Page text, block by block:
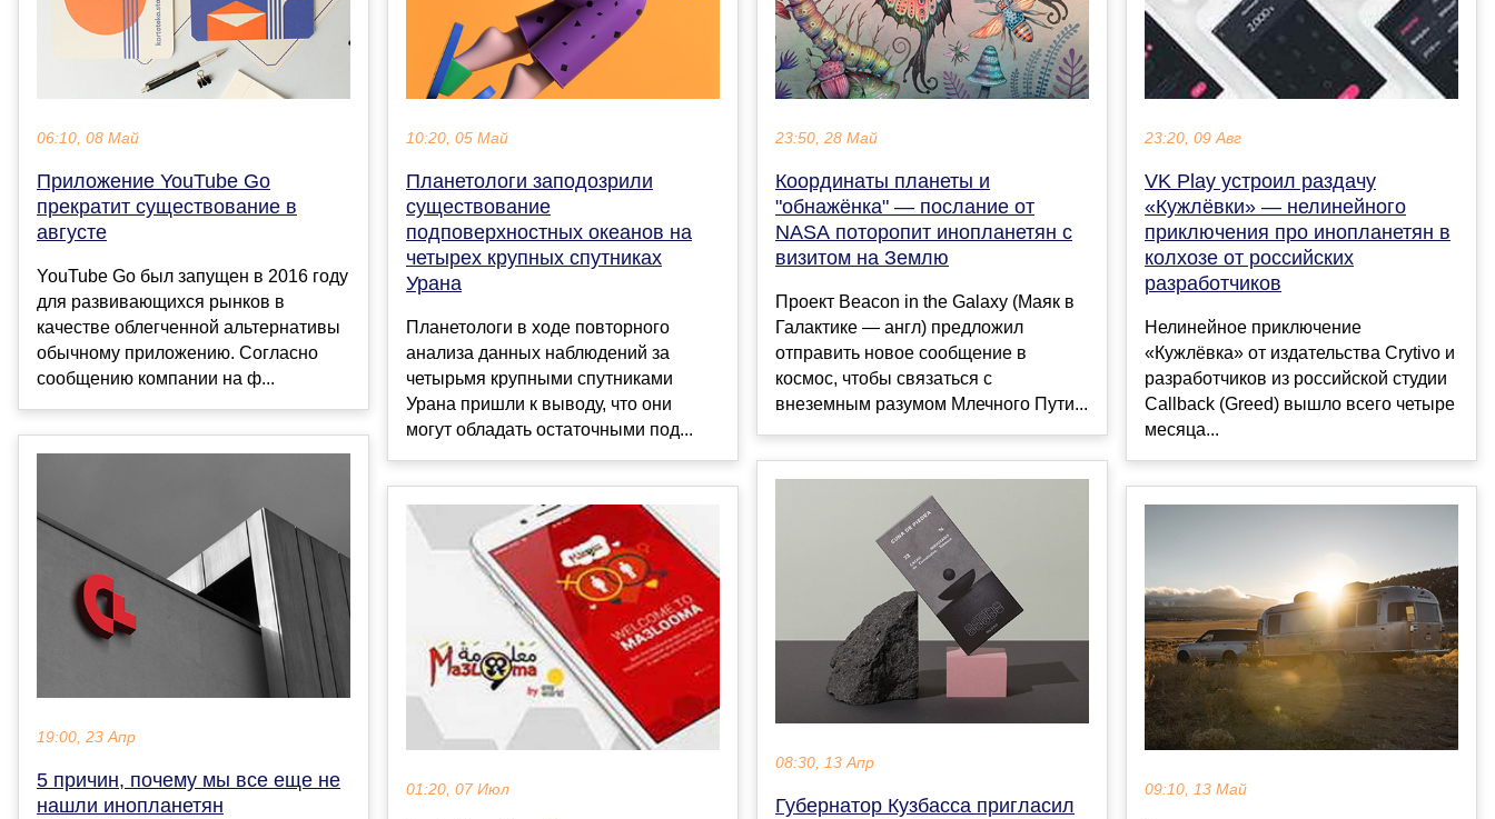
06:10, 08 Май
Приложение YouTube Go
прекратит существование в
августе
YouTube Go был запущен в 2016 году
для развивающихся рынков в
качестве облегченной альтернативы
обычному приложению. Согласно
сообщению компании на ф...
19:00, 23 Апр
5 причин, почему мы все еще не
нашли инопланетян
10:20, 05 Май
Планетологи заподозрили
существование
подповерхностных океанов на
четырех крупных спутниках
Урана
Планетологи в ходе повторного
анализа данных наблюдений за
четырьмя крупными спутниками
Урана пришли к выводу, что они
могут обладать остаточными под...
01:20, 07 Июл
23:50, 28 Май
Координаты планеты и
"обнажёнка" — послание от
NASA поторопит инопланетян с
визитом на Землю
Проект Beacon in the Galaxy (Маяк в
Галактике — англ) предложил
отправить новое сообщение в
космос, чтобы связаться с
внеземным разумом Млечного Пути...
08:30, 13 Апр
Губернатор Кузбасса пригласил
23:20, 09 Авг
VK Play устроил раздачу
«Кужлёвки» — нелинейного
приключения про инопланетян в
колхозе от российских
разработчиков
Нелинейное приключение
«Кужлёвка» от издательства Crytivo и
разработчиков из российской студии
Callback (Greed) вышло всего четыре
месяца...
09:10, 13 Май